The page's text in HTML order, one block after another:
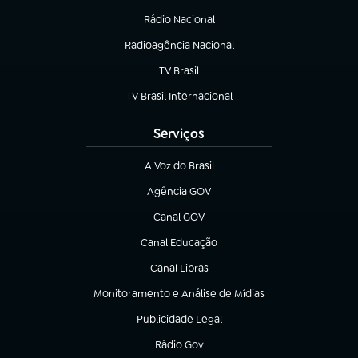
Rádio Nacional
Radioagência Nacional
(abre em nova aba)
TV Brasil
(abre em nova aba)
TV Brasil Internacional
(abre em nova aba)
Serviços
A Voz do Brasil
(abre em nova aba)
Agência GOV
(abre em nova aba)
Canal GOV
(abre em nova aba)
Canal Educação
(abre em nova aba)
Canal Libras
(abre em nova aba)
Monitoramento e Análise de Mídias
(abre em nova aba)
Publicidade Legal
(abre em nova aba)
Rádio Gov
(abre em nova aba)